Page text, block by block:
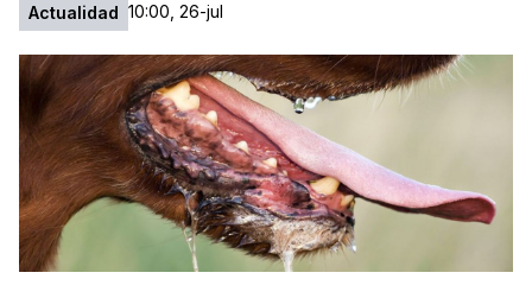
Actualidad 10:00, 26-jul